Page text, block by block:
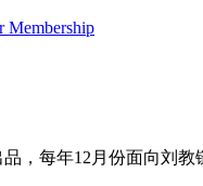
Membership
，每年12月份面向刘教